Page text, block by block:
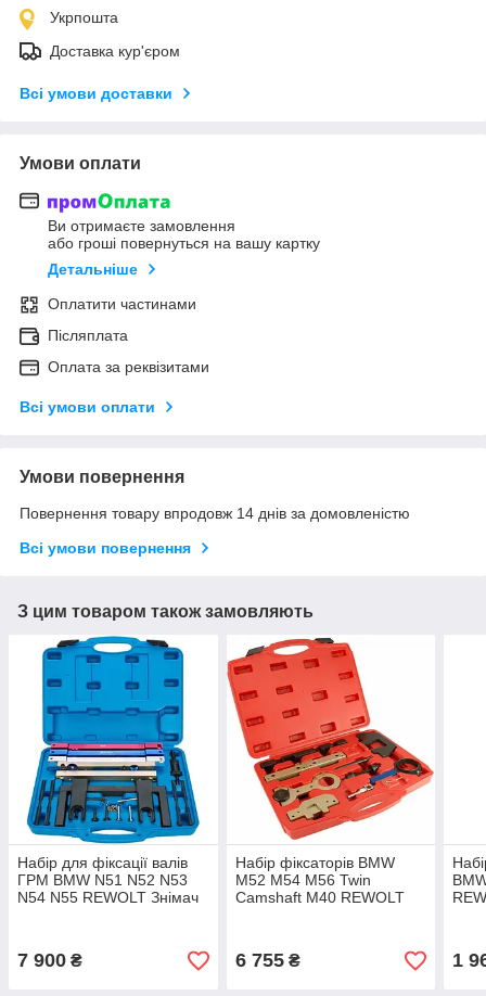
Укрпошта
Доставка кур'єром
Всі умови доставки
Умови оплати
Ви отримаєте замовлення
або гроші повернуться на вашу картку
Детальніше
Оплатити частинами
Післяплата
Оплата за реквізитами
Всі умови оплати
Умови повернення
Повернення товару впродовж 14 днів за домовленістю
Всі умови повернення
З цим товаром також замовляють
Набір для фіксації валів
ГРМ BMW N51 N52 N53
N54 N55 REWOLT Знімач
7 900 ₴
Набір фіксаторів BMW
M52 M54 M56 Twin
Camshaft M40 REWOLT
6 755₴ 1